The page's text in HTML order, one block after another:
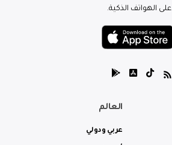
الهواتف الذكية.
العالم
عربي ودولي